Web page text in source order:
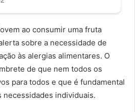
ao consumir uma fruta
sobre a necessidade de
às alergias alimentares. O
de que nem todos os
para todos e que é fundamental
individuais.